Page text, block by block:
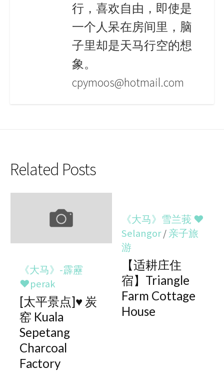
行，喜欢自由，即使是
一个人呆在房间里，脑
子里却是天马行空的想
象。
cpymoos@hotmail.com
Related Posts
《大马》-霹靂
♥perak
[太平景点]♥ 炭
窑 Kuala
Sepetang
Charcoal
Factory
《大马》雪兰莪 ♥
Selangor/亲子旅
游
【适耕庄住
宿】Triangle
Farm Cottage
House